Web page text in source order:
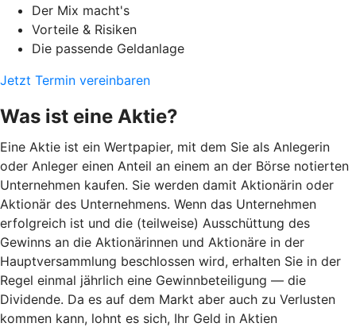
Der Mix macht's
Vorteile & Risiken
Die passende Geldanlage
Jetzt Termin vereinbaren
Was ist eine Aktie?
Eine Aktie ist ein Wertpapier, mit dem Sie als Anlegerin
oder Anleger einen Anteil an einem an der Börse notierten
Unternehmen kaufen. Sie werden damit Aktionärin oder
Aktionär des Unternehmens. Wenn das Unternehmen
erfolgreich ist und die (teilweise) Ausschüttung des
Gewinns an die Aktionärinnen und Aktionäre in der
Hauptversammlung beschlossen wird, erhalten Sie in der
Regel einmal jährlich eine Gewinnbeteiligung — die
Dividende. Da es auf dem Markt aber auch zu Verlusten
kommen kann, lohnt es sich, Ihr Geld in Aktien